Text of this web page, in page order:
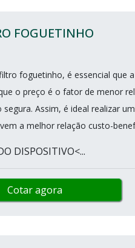
FOGUETINHO
foguetinho, é essencial que
o preço é o fator de menor
Assim, é ideal realizar
a melhor relação custo-
DISPOSITIVO<...
Cotar agora